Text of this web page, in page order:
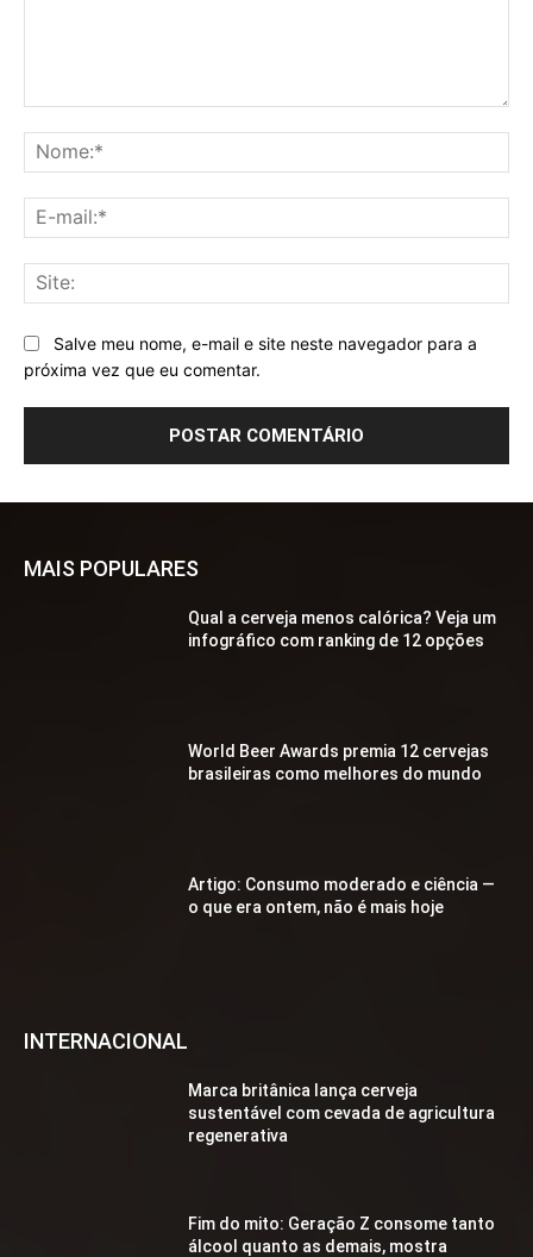
Salve meu nome, e-mail e site neste navegador para a
próxima vez que eu comentar.
MAIS POPULARES
Qual a cerveja menos calórica? Veja um
infográfico com ranking de 12 opções
World Beer Awards premia 12 cervejas
brasileiras como melhores do mundo
Artigo: Consumo moderado e ciência —
o que era ontem, não é mais hoje
INTERNACIONAL
Marca britânica lança cerveja
sustentável com cevada de agricultura
regenerativa
Fim do mito: Geração Z consome tanto
álcool quanto as demais, mostra